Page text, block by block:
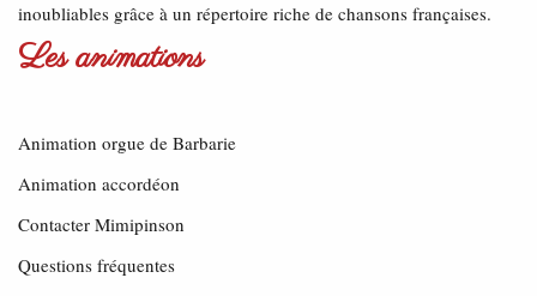
inoubliables grâce à un répertoire riche de chansons françaises.
Les animations
Animation orgue de Barbarie
Animation accordéon
Contacter Mimipinson
Questions fréquentes